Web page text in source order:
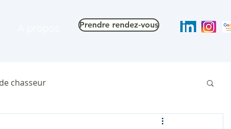
Prendre rendez-vous
chasseur